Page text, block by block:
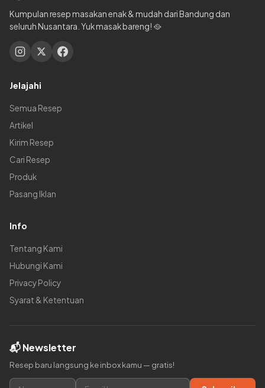
Kumpulan resep masakan enak & mudah dari Bandung dan
seluruh Nusantara. Yuk masak bareng! 🥘
Jelajahi
Semua Resep
Artikel
Kirim Resep
Cari Resep
Produk
Pasang Iklan
Info
Tentang Kami
Hubungi Kami
Privacy Policy
Syarat & Ketentuan
📬 Newsletter
Resep baru langsung ke inbox kamu — gratis!